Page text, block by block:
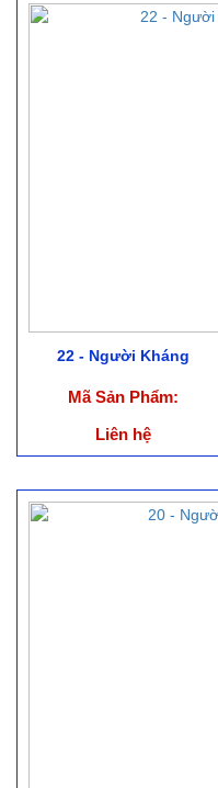
22 - Người Kháng
Mã Sản Phẩm:
Liên hệ